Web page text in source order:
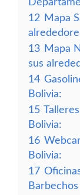
12 Mapa
13 Mapa
sus
14
Bolivia:
15
Bolivia:
16
Bolivia:
17